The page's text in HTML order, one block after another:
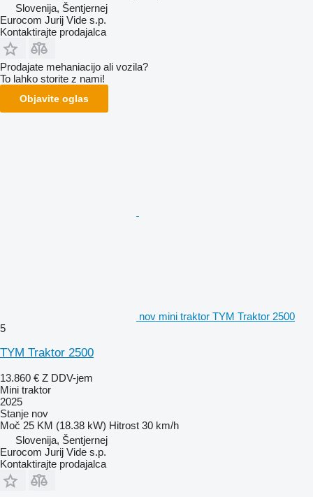
Slovenija, Šentjernej
Eurocom Jurij Vide s.p.
Kontaktirajte prodajalca
Prodajate mehaniacijo ali vozila?
To lahko storite z nami!
Objavite oglas
nov mini traktor TYM Traktor 2500
5
TYM Traktor 2500
13.860 € Z DDV-jem
Mini traktor
2025
Stanje nov
Moč 25 KM (18.38 kW) Hitrost 30 km/h
Slovenija, Šentjernej
Eurocom Jurij Vide s.p.
Kontaktirajte prodajalca